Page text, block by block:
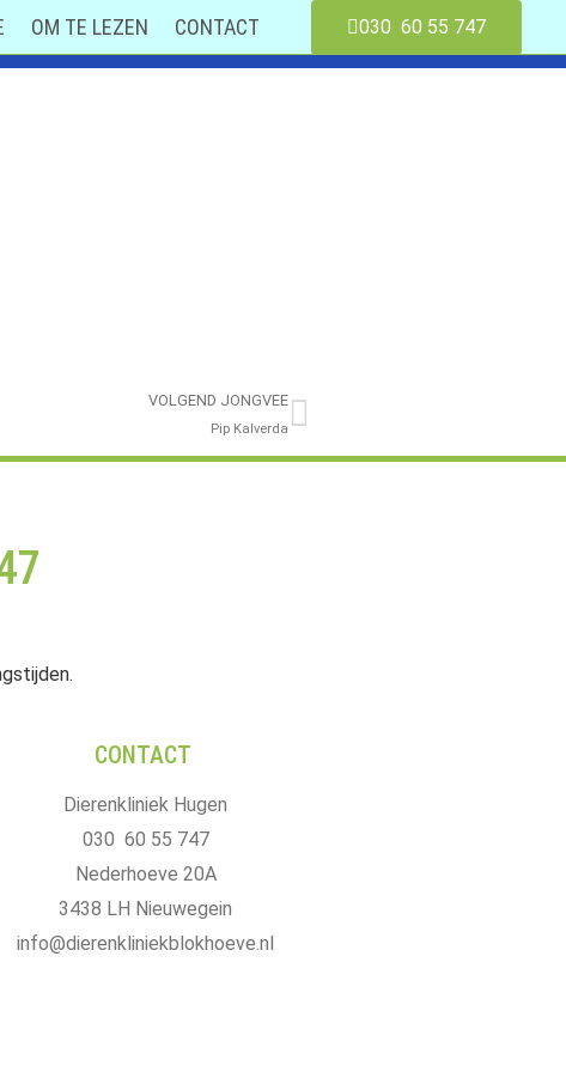
OM TE LEZEN CONTACT 030 60 55 747
VOLGEND JONGVEE
Pip Kalverda
CONTACT
Dierenkliniek Hugen
030 60 55 747
Nederhoeve 20A
3438 LH Nieuwegein
info@dierenkliniekblokhoeve.nl